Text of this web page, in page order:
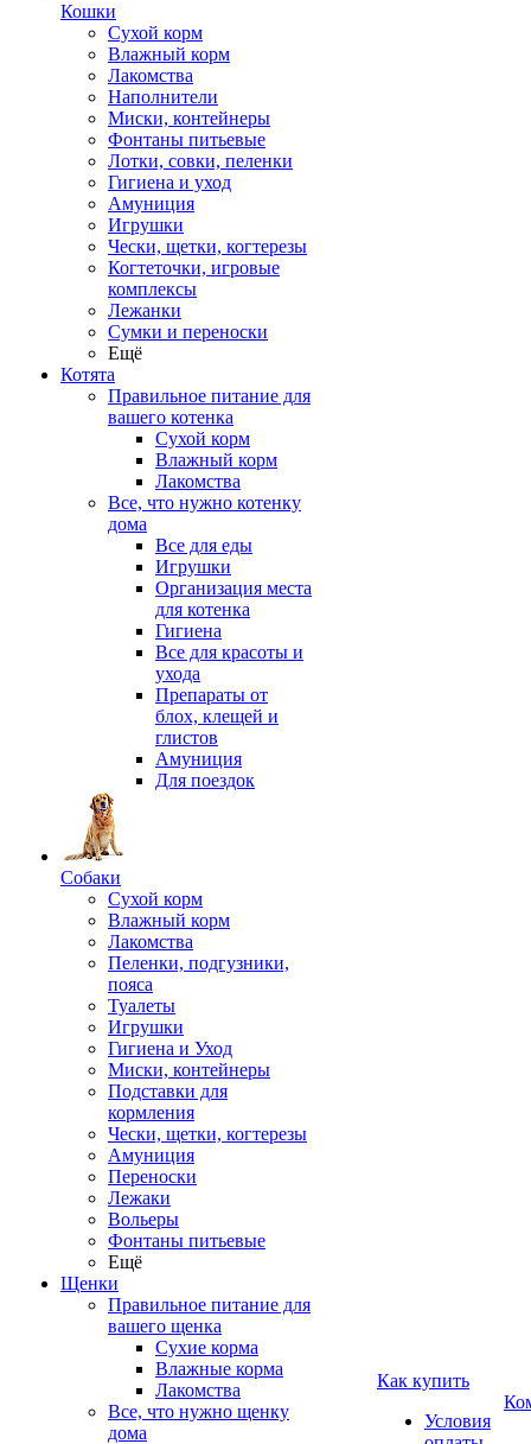
Кошки
Сухой корм
Влажный корм
Лакомства
Наполнители
Миски, контейнеры
Фонтаны питьевые
Лотки, совки, пеленки
Гигиена и уход
Амуниция
Игрушки
Чески, щетки, когтерезы
Когтеточки, игровые
комплексы
Лежанки
Сумки и переноски
Ещё
Котята
Правильное питание для
вашего котенка
Сухой корм
Влажный корм
Лакомства
Все, что нужно котенку
дома
Все для еды
Игрушки
Организация места
для котенка
Гигиена
Все для красоты и
ухода
Препараты от
блох, клещей и
глистов
Амуниция
Для поездок
Собаки
Сухой корм
Влажный корм
Лакомства
Пеленки, подгузники,
пояса
Туалеты
Игрушки
Гигиена и Уход
Миски, контейнеры
Подставки для
кормления
Чески, щетки, когтерезы
Амуниция
Переноски
Лежаки
Вольеры
Фонтаны питьевые
Ещё
Щенки
Правильное питание для
вашего щенка
Сухие корма
Влажные корма
Лакомства
Все, что нужно щенку
дома
Как купить
Условия